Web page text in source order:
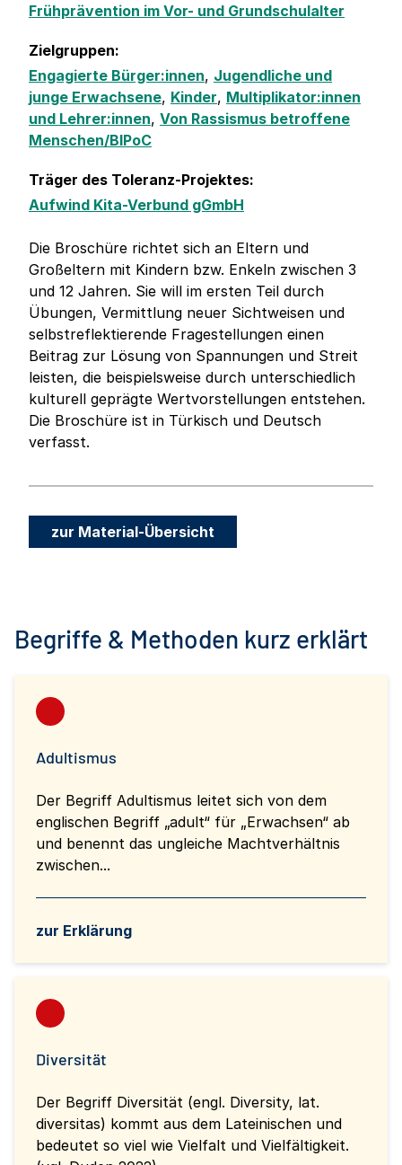
Frühprävention im Vor- und Grundschulalter
Zielgruppen:
Engagierte Bürger:innen, Jugendliche und
junge Erwachsene, Kinder, Multiplikator:innen
und Lehrer:innen, Von Rassismus betroffene
Menschen/BIPoC
Träger des Toleranz-Projektes:
Aufwind Kita-Verbund gGmbH
Die Broschüre richtet sich an Eltern und
Großeltern mit Kindern bzw. Enkeln zwischen 3
und 12 Jahren. Sie will im ersten Teil durch
Übungen, Vermittlung neuer Sichtweisen und
selbstreflektierende Fragestellungen einen
Beitrag zur Lösung von Spannungen und Streit
leisten, die beispielsweise durch unterschiedlich
kulturell geprägte Wertvorstellungen entstehen.
Die Broschüre ist in Türkisch und Deutsch
verfasst.
zur Material-Übersicht
Begriffe & Methoden kurz erklärt
Adultismus
Der Begriff Adultismus leitet sich von dem
englischen Begriff „adult“ für „Erwachsen“ ab
und benennt das ungleiche Machtverhältnis
zwischen...
zur Erklärung
Diversität
Der Begriff Diversität (engl. Diversity, lat.
diversitas) kommt aus dem Lateinischen und
bedeutet so viel wie Vielfalt und Vielfältigkeit.